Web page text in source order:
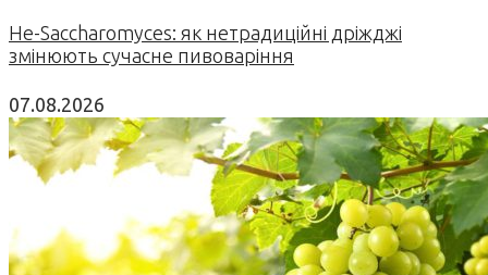
Не-Saccharomyces: як нетрадиційні дріжджі
змінюють сучасне пивоваріння
07.08.2026